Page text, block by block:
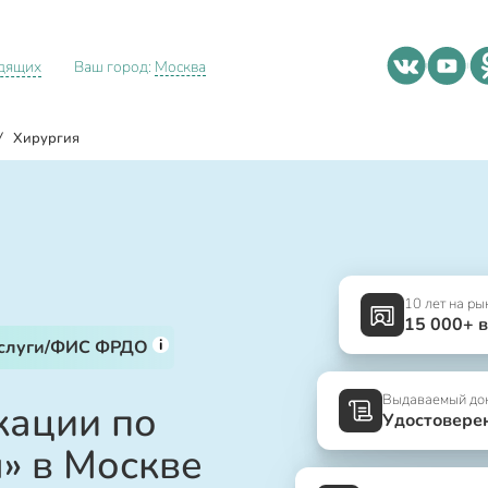
Ваш город: Москва
Хирургия
ФИС ФРДО i
по
в Москве
10 лет на
15 000+
Выдаваемый